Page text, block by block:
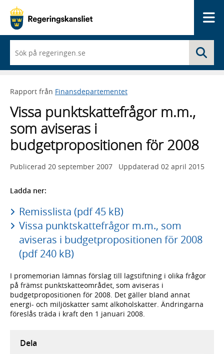
du
börjar
skriva
framträder
lista
med
sökförslag
Rapport från Finansdepartementet
Vissa punktskattefrågor m.m.,
som aviseras i
budgetpropositionen för 2008
Publicerad 20 september 2007 Uppdaterad 02 april 2015
Ladda ner:
Remisslista (pdf 45 kB)
Vissa punktskattefrågor m.m., som
aviseras i budgetpropositionen för 2008
(pdf 240 kB)
I promemorian lämnas förslag till lagstiftning i olika frågor
på främst punktskatteområdet, som aviseras i
budgetpropositionen för 2008. Det gäller bland annat
energi- och miljöskatter samt alkoholskatter. Ändringarna
föreslås träda i kraft den 1 januari 2008.
Dela